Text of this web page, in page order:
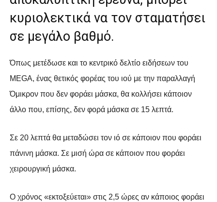
κυριολεκτικά να τον σταματήσει
σε μεγάλο βαθμό.
Όπως μετέδωσε και το κεντρικό δελτίο ειδήσεων του
MEGA, ένας θετικός φορέας του ιού με την παραλλαγή
Όμικρον που δεν φοράει μάσκα, θα κολλήσει κάποιον
άλλο που, επίσης, δεν φορά μάσκα σε 15 λεπτά.
Σε 20 λεπτά θα μεταδώσει τον ιό σε κάποιον που φοράει
πάνινη μάσκα. Σε μισή ώρα σε κάποιον που φοράει
χειρουργική μάσκα.
Ο χρόνος «εκτοξεύεται» στις 2,5 ώρες αν κάποιος φοράει